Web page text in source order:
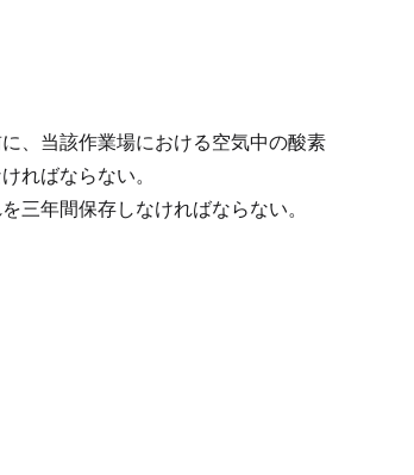
、当該作業場における空気中の酸素
ればならない。
三年間保存しなければならない。